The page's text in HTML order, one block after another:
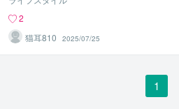
2
猫耳810
2025/07/25
1